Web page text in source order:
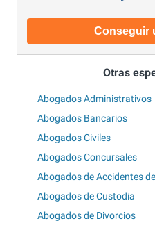
Conseguir
Otras
Abogados Administrativos
Abogados Bancarios
Abogados Civiles
Abogados Concursales
Abogados de Accidentes
Abogados de Custodia
Abogados de Divorcios